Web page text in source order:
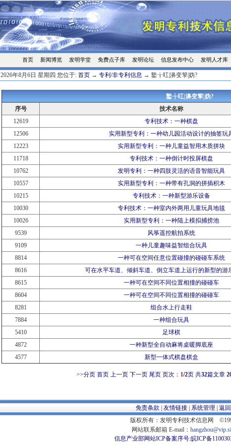
首页 新闻博览 发明学堂 免费点子库 发明论坛 信息发布中心 发明人才库
2026年8月6日 星期四 您位于: 首页 → 专利/非专利信息 → 鐜╁叿|濞变箰|妫?
鐜╁叿|濞变箰|妫?
序号
技术名称
12619
专利技术：一种棋盘
12506
实用新型专利：一种幼儿园活动设计的抽签玩
12223
实用新型专利：一种儿童益智用木质拼块
11718
专利技术：一种倒计时投屏棋盘
10762
发明专利：一种四肢灵活的语音智能玩具
10557
实用新型专利：一种带有孔洞的拼插积木
10215
专利技术：一种新型游乐设备
10030
专利技术：一种室内外两用儿童玩具地毯
10026
实用新型专利：一种陆上模拟捕捞池
9539
风筝遥控航拍系统
9109
一种儿童趣味益智组合玩具
8814
一种可在空间任意位置碰撞的碰碰车系统
8616
可在水平车道、倾斜车道、倒立车道上运行的新型的游
8615
一种可在空间不同位置相撞的碰碰车
8604
一种可在空间不同位置相撞的碰碰车
8281
组合水上行走鞋
7884
一种组合玩具
5410
足球棋
4872
一种新型全自动麻将桌暖脚底座
4577
新型一体式棋盘棋盒
>>分页 首页 上一页 下一页 尾页 页次： 1/2页 共32篇文章
免责条款 友情链接 系统管理 返
版权所有：发明专利技术信息网
网站联系邮箱 E-mail：
信息产业部网站ICP备案序号:皖ICP备